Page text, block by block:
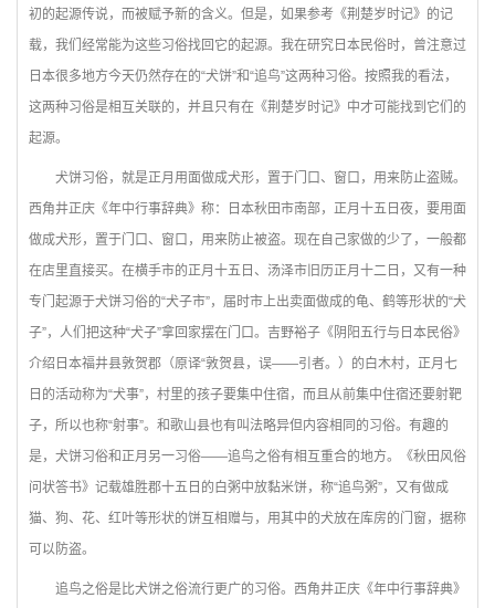
初的起源传说，而被赋予新的含义。但是，如果参考《荆楚岁时记》的记
载，我们经常能为这些习俗找回它的起源。我在研究日本民俗时，曾注意过
日本很多地方今天仍然存在的“犬饼”和“追鸟”这两种习俗。按照我的看法，
这两种习俗是相互关联的，并且只有在《荆楚岁时记》中才可能找到它们的
起源。
犬饼习俗，就是正月用面做成犬形，置于门口、窗口，用来防止盗贼。
西角井正庆《年中行事辞典》称：日本秋田市南部，正月十五日夜，要用面
做成犬形，置于门口、窗口，用来防止被盗。现在自己家做的少了，一般都
在店里直接买。在横手市的正月十五日、汤泽市旧历正月十二日，又有一种
专门起源于犬饼习俗的“犬子市”，届时市上出卖面做成的龟、鹤等形状的“犬
子”，人们把这种“犬子”拿回家摆在门口。吉野裕子《阴阳五行与日本民俗》
介绍日本福井县敦贺郡（原译“敦贺县，误——引者。）的白木村，正月七
日的活动称为“犬事”，村里的孩子要集中住宿，而且从前集中住宿还要射靶
子，所以也称“射事”。和歌山县也有叫法略异但内容相同的习俗。有趣的
是，犬饼习俗和正月另一习俗——追鸟之俗有相互重合的地方。《秋田风俗
问状答书》记载雄胜郡十五日的白粥中放黏米饼，称“追鸟粥”，又有做成
猫、狗、花、红叶等形状的饼互相赠与，用其中的犬放在库房的门窗，据称
可以防盗。
追鸟之俗是比犬饼之俗流行更广的习俗。西角井正庆《年中行事辞典》